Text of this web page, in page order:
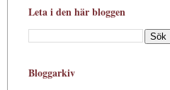
Leta i den här bloggen
Bloggarkiv